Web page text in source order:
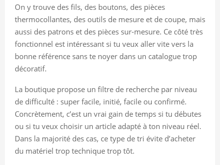
On y trouve des fils, des boutons, des pièces
thermocollantes, des outils de mesure et de coupe, mais
aussi des patrons et des pièces sur-mesure. Ce côté très
fonctionnel est intéressant si tu veux aller vite vers la
bonne référence sans te noyer dans un catalogue trop
décoratif.
La boutique propose un filtre de recherche par niveau
de difficulté : super facile, initié, facile ou confirmé.
Concrètement, c’est un vrai gain de temps si tu débutes
ou si tu veux choisir un article adapté à ton niveau réel.
Dans la majorité des cas, ce type de tri évite d’acheter
du matériel trop technique trop tôt.